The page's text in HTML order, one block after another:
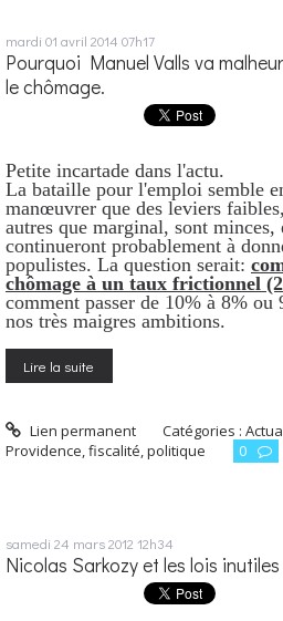
mardi 01 avril 2014 07h17
Pourquoi Manuel Valls va
le chômage.
Petite incartade dans l'actu.
La bataille pour l'emploi semble
manœuvrer que des leviers
autres que marginal, sont minces,
continueront probablement à
populistes. La question serait:
chômage à un taux frictionnel
comment passer de 10% à 8%
nos très maigres ambitions.
Lire la suite
Lien permanent Catégories :
Providence,fiscalité,politique 0
samedi 24 mars 2012 12h34
Nicolas Sarkozy et les lois inutiles